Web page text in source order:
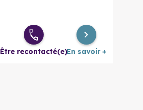
Être recontacté(e)En savoir +